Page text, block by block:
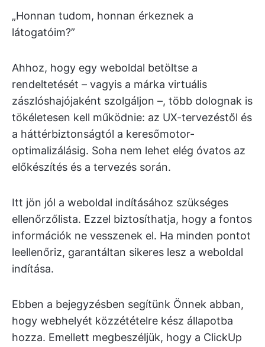
„Honnan tudom, honnan érkeznek a
látogatóim?”
Ahhoz, hogy egy weboldal betöltse a
rendeltetését – vagyis a márka virtuális
zászlóshajójaként szolgáljon –, több dolognak is
tökéletesen kell működnie: az UX-tervezéstől és
a háttérbiztonságtól a keresőmotor-
optimalizálásig. Soha nem lehet elég óvatos az
előkészítés és a tervezés során.
Itt jön jól a weboldal indításához szükséges
ellenőrzőlista. Ezzel biztosíthatja, hogy a fontos
információk ne vesszenek el. Ha minden pontot
leellenőriz, garantáltan sikeres lesz a weboldal
indítása.
Ebben a bejegyzésben segítünk Önnek abban,
hogy webhelyét közzétételre kész állapotba
hozza. Emellett megbeszéljük, hogy a ClickUp